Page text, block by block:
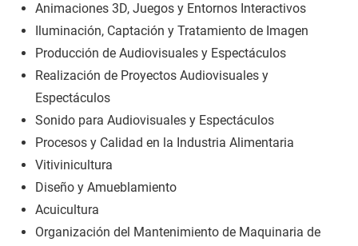
Animaciones 3D, Juegos y Entornos Interactivos
Iluminación, Captación y Tratamiento de Imagen
Producción de Audiovisuales y Espectáculos
Realización de Proyectos Audiovisuales y
Espectáculos
Sonido para Audiovisuales y Espectáculos
Procesos y Calidad en la Industria Alimentaria
Vitivinicultura
Diseño y Amueblamiento
Acuicultura
Organización del Mantenimiento de Maquinaria de